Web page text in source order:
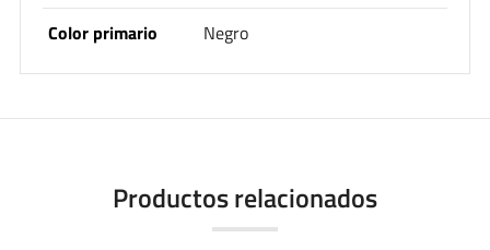
Color primario
Negro
Productos relacionados